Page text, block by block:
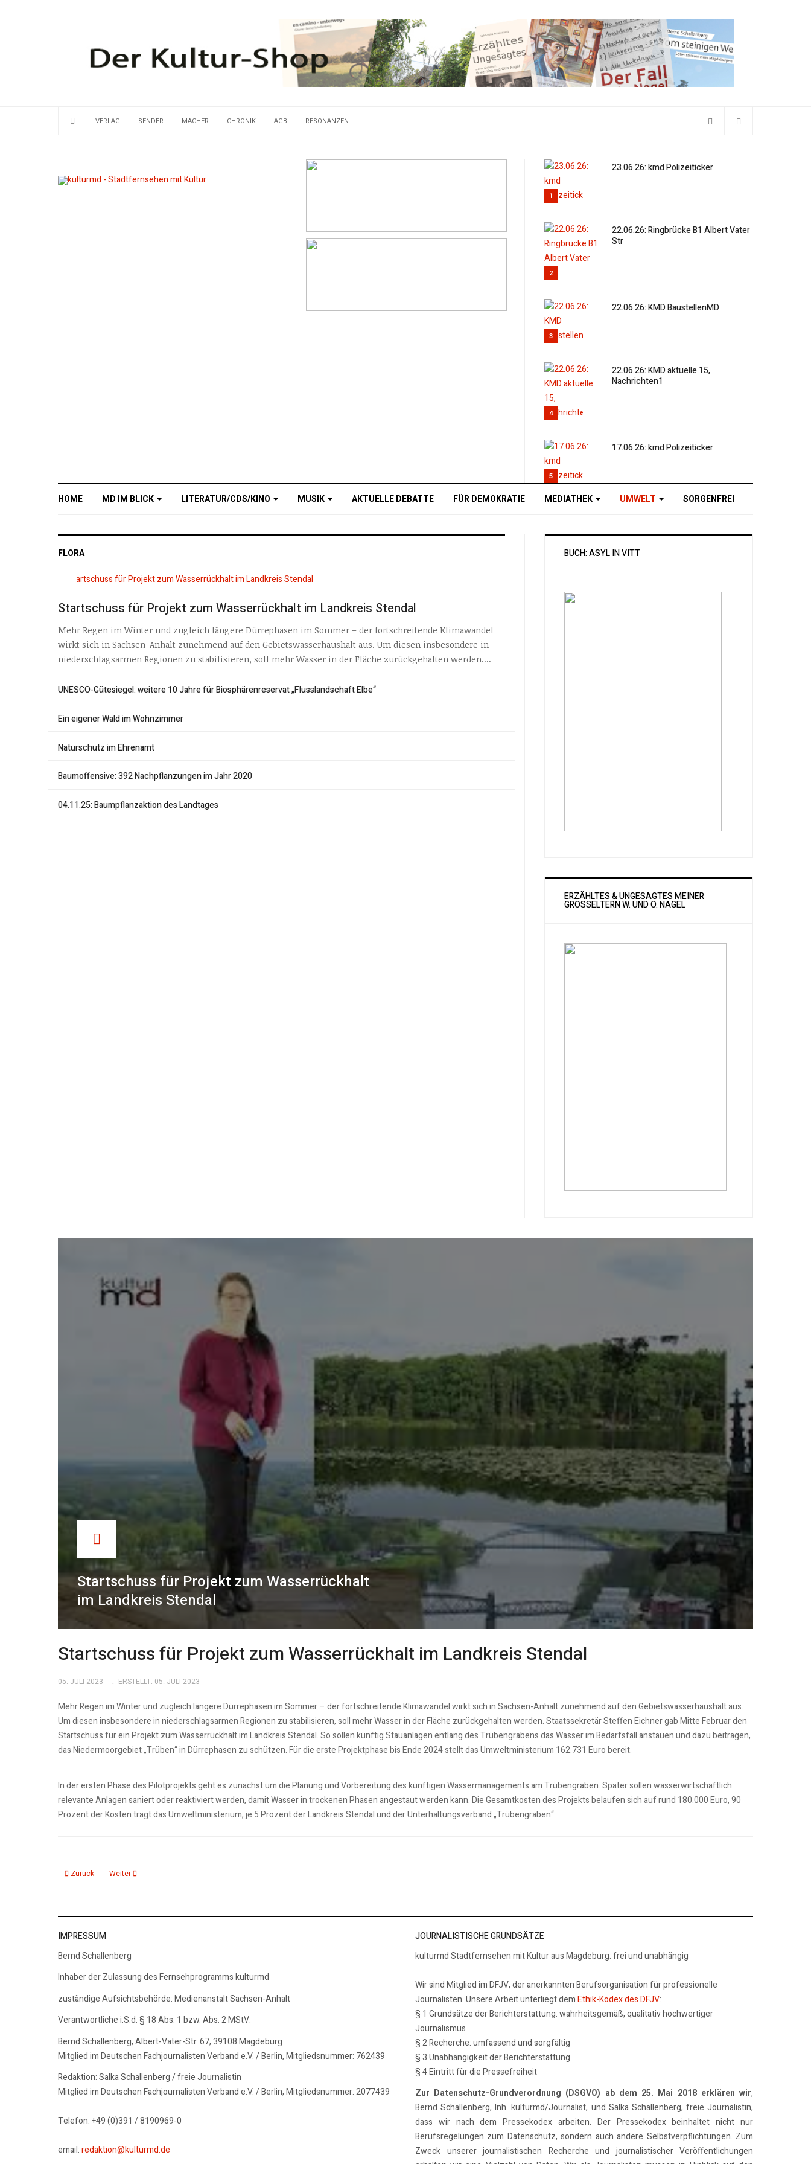
VERLAG SENDER MACHER CHRONIK AGB RESONANZEN
1
23.06.26: kmd Polizeiticker
2
22.06.26: Ringbrücke B1 Albert Vater
Str
3
22.06.26: KMD BaustellenMD
4
22.06.26: KMD aktuelle 15,
Nachrichten1
5
17.06.26: kmd Polizeiticker
HOME MD IM BLICK LITERATUR/CDS/KINO MUSIK AKTUELLE DEBATTE FÜR DEMOKRATIE MEDIATHEK UMWELT SORGENFREI
FLORA
Startschuss für Projekt zum Wasserrückhalt im Landkreis Stendal
Mehr Regen im Winter und zugleich längere Dürrephasen im Sommer – der fortschreitende Klimawandel
wirkt sich in Sachsen-Anhalt zunehmend auf den Gebietswasserhaushalt aus. Um diesen insbesondere in
niederschlagsarmen Regionen zu stabilisieren, soll mehr Wasser in der Fläche zurückgehalten werden....
UNESCO-Gütesiegel: weitere 10 Jahre für Biosphärenreservat „Flusslandschaft Elbe“
Ein eigener Wald im Wohnzimmer
Naturschutz im Ehrenamt
Baumoffensive: 392 Nachpflanzungen im Jahr 2020
04.11.25: Baumpflanzaktion des Landtages
BUCH: ASYL IN VITT
ERZÄHLTES & UNGESAGTES MEINER
GROSSELTERN W. UND O. NAGEL
Startschuss für Projekt zum Wasserrückhalt
im Landkreis Stendal
Startschuss für Projekt zum Wasserrückhalt im Landkreis Stendal
05. JULI 2023 ERSTELLT: 05. JULI 2023
Mehr Regen im Winter und zugleich längere Dürrephasen im Sommer – der fortschreitende Klimawandel wirkt sich in Sachsen-Anhalt zunehmend auf den Gebietswasserhaushalt aus.
Um diesen insbesondere in niederschlagsarmen Regionen zu stabilisieren, soll mehr Wasser in der Fläche zurückgehalten werden. Staatssekretär Steffen Eichner gab Mitte Februar den
Startschuss für ein Projekt zum Wasserrückhalt im Landkreis Stendal. So sollen künftig Stauanlagen entlang des Trübengrabens das Wasser im Bedarfsfall anstauen und dazu beitragen,
das Niedermoorgebiet „Trüben“ in Dürrephasen zu schützen. Für die erste Projektphase bis Ende 2024 stellt das Umweltministerium 162.731 Euro bereit.
In der ersten Phase des Pilotprojekts geht es zunächst um die Planung und Vorbereitung des künftigen Wassermanagements am Trübengraben. Später sollen wasserwirtschaftlich
relevante Anlagen saniert oder reaktiviert werden, damit Wasser in trockenen Phasen angestaut werden kann. Die Gesamtkosten des Projekts belaufen sich auf rund 180.000 Euro, 90
Prozent der Kosten trägt das Umweltministerium, je 5 Prozent der Landkreis Stendal und der Unterhaltungsverband „Trübengraben“.
Vorheriger Beitrag: Ein eigener Wald im Wohnzimmer
Zurück Nächster Beitrag: UNESCO-Gütesiegel: weitere 10 Jahre für Biosphärenreservat „Flusslandschaft Elbe“
Weiter
IMPRESSUM
Bernd Schallenberg
Inhaber der Zulassung des Fernsehprogramms kulturmd
zuständige Aufsichtsbehörde: Medienanstalt Sachsen-Anhalt
Verantwortliche i.S.d. § 18 Abs. 1 bzw. Abs. 2 MStV:
Bernd Schallenberg, Albert-Vater-Str. 67, 39108 Magdeburg
Mitglied im Deutschen Fachjournalisten Verband e.V. / Berlin, Mitgliedsnummer: 762439
Redaktion: Salka Schallenberg / freie Journalistin
Mitglied im Deutschen Fachjournalisten Verband e.V. / Berlin, Mitgliedsnummer: 2077439
Telefon: +49 (0)391 / 8190969-0
email:redaktion@kulturmd.de
JOURNALISTISCHE GRUNDSÄTZE
kulturmd Stadtfernsehen mit Kultur aus Magdeburg: frei und unabhängig
Wir sind Mitglied im DFJV, der anerkannten Berufsorganisation für professionelle
Journalisten. Unsere Arbeit unterliegt demEthik-Kodex des DFJV:
§ 1 Grundsätze der Berichterstattung: wahrheitsgemäß, qualitativ hochwertiger
Journalismus
§ 2 Recherche: umfassend und sorgfältig
§ 3 Unabhängigkeit der Berichterstattung
§ 4 Eintritt für die Pressefreiheit
Zur Datenschutz-Grundverordnung (DSGVO) ab dem 25. Mai 2018 erklären wir,
Bernd Schallenberg, Inh. kulturmd/Journalist, und Salka Schallenberg, freie Journalistin,
dass wir nach dem Pressekodex arbeiten. Der Pressekodex beinhaltet nicht nur
Berufsregelungen zum Datenschutz, sondern auch andere Selbstverpflichtungen. Zum
Zweck unserer journalistischen Recherche und journalistischer Veröffentlichungen